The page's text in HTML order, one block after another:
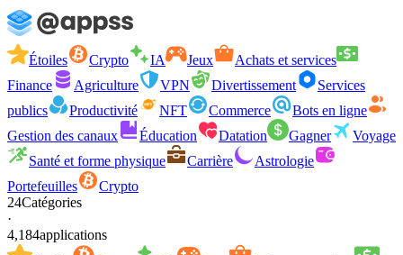
Étoiles Crypto IA Jeux
Achats et services
Finance
Agriculture VPN Divertissement
Services
publics
Productivité NFT Commerce
Bots en ligne
Gestion des canaux
Éducation Datation Gagner
Voyage
Santé et forme physique
Carrière
Astrologie
Portefeuilles
Crypto
24Catégories
·
4,184applications